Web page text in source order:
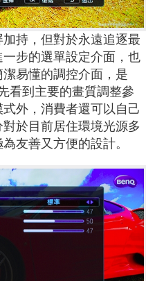
持，但對於永遠追逐最
步的選單設定介面，也
易懂的調控介面，是
看到主要的畫質調整參
外，消費者還可以自己
於目前居住環境光源多
友善又方便的設計。